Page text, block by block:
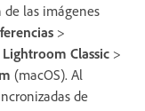
de las imágenes
>
Lightroom Classic >
(macOS). Al
de